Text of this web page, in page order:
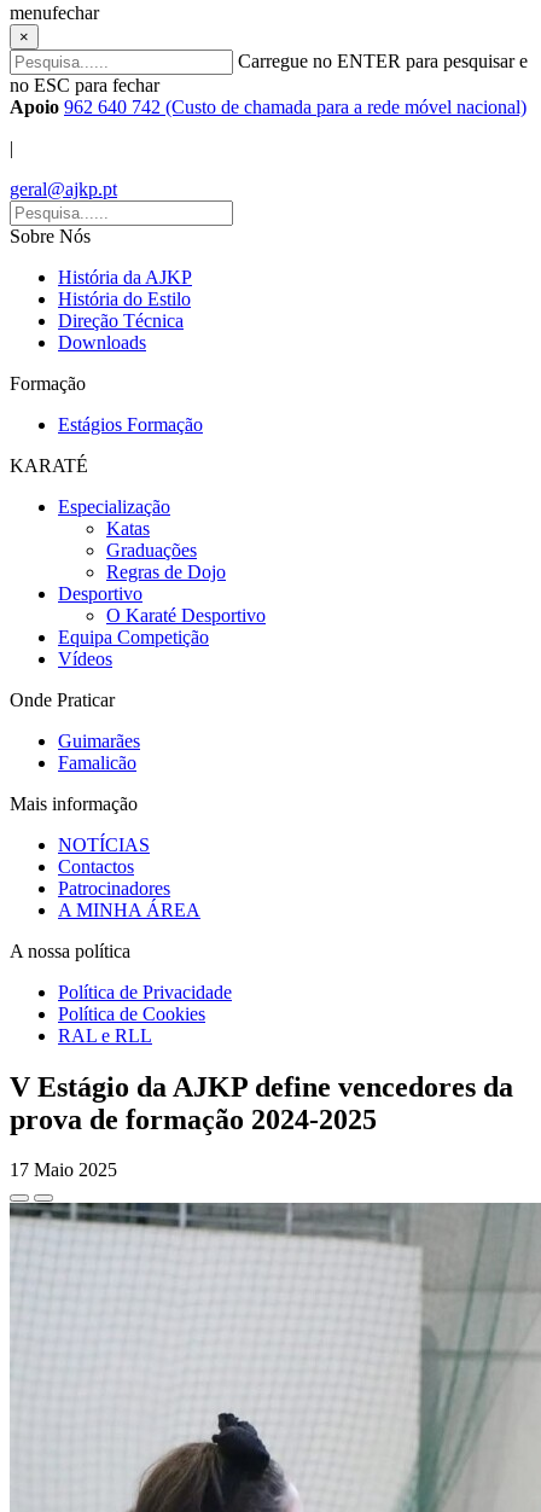
menufechar
×
Carregue no ENTER para pesquisar e
no ESC para fechar
Apoio 962 640 742 (Custo de chamada para a rede móvel nacional)
|
geral@ajkp.pt
Sobre Nós
História da AJKP
História do Estilo
Direção Técnica
Downloads
Formação
Estágios Formação
KARATÉ
Especialização
Katas
Graduações
Regras de Dojo
Desportivo
O Karaté Desportivo
Equipa Competição
Vídeos
Onde Praticar
Guimarães
Famalicão
Mais informação
NOTÍCIAS
Contactos
Patrocinadores
A MINHA ÁREA
A nossa política
Política de Privacidade
Política de Cookies
RAL e RLL
V Estágio da AJKP define vencedores da
prova de formação 2024-2025
17 Maio 2025